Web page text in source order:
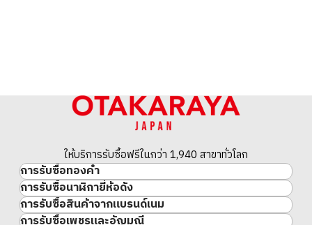
Platinum (Pt1000) Maple Leaf Coins, 1/4 oz, Set of 6
46.7g
ราคารับซื้ออ้างอิง
ให้บริการรับซื้อฟรีในกว่า 1,940 สาขาทั่วโลก
การรับซื้อทองคำ
ทองคำ
ทองคำแท่ง
การรับซื้อนาฬิกายี่ห้อดัง
นาฬิกาแบรนด์เนม
การรับซื้อสินค้าจากแบรนด์เนม
สินค้าแบรนด์เนม
การรับซื้อเพชรและอัญมณี